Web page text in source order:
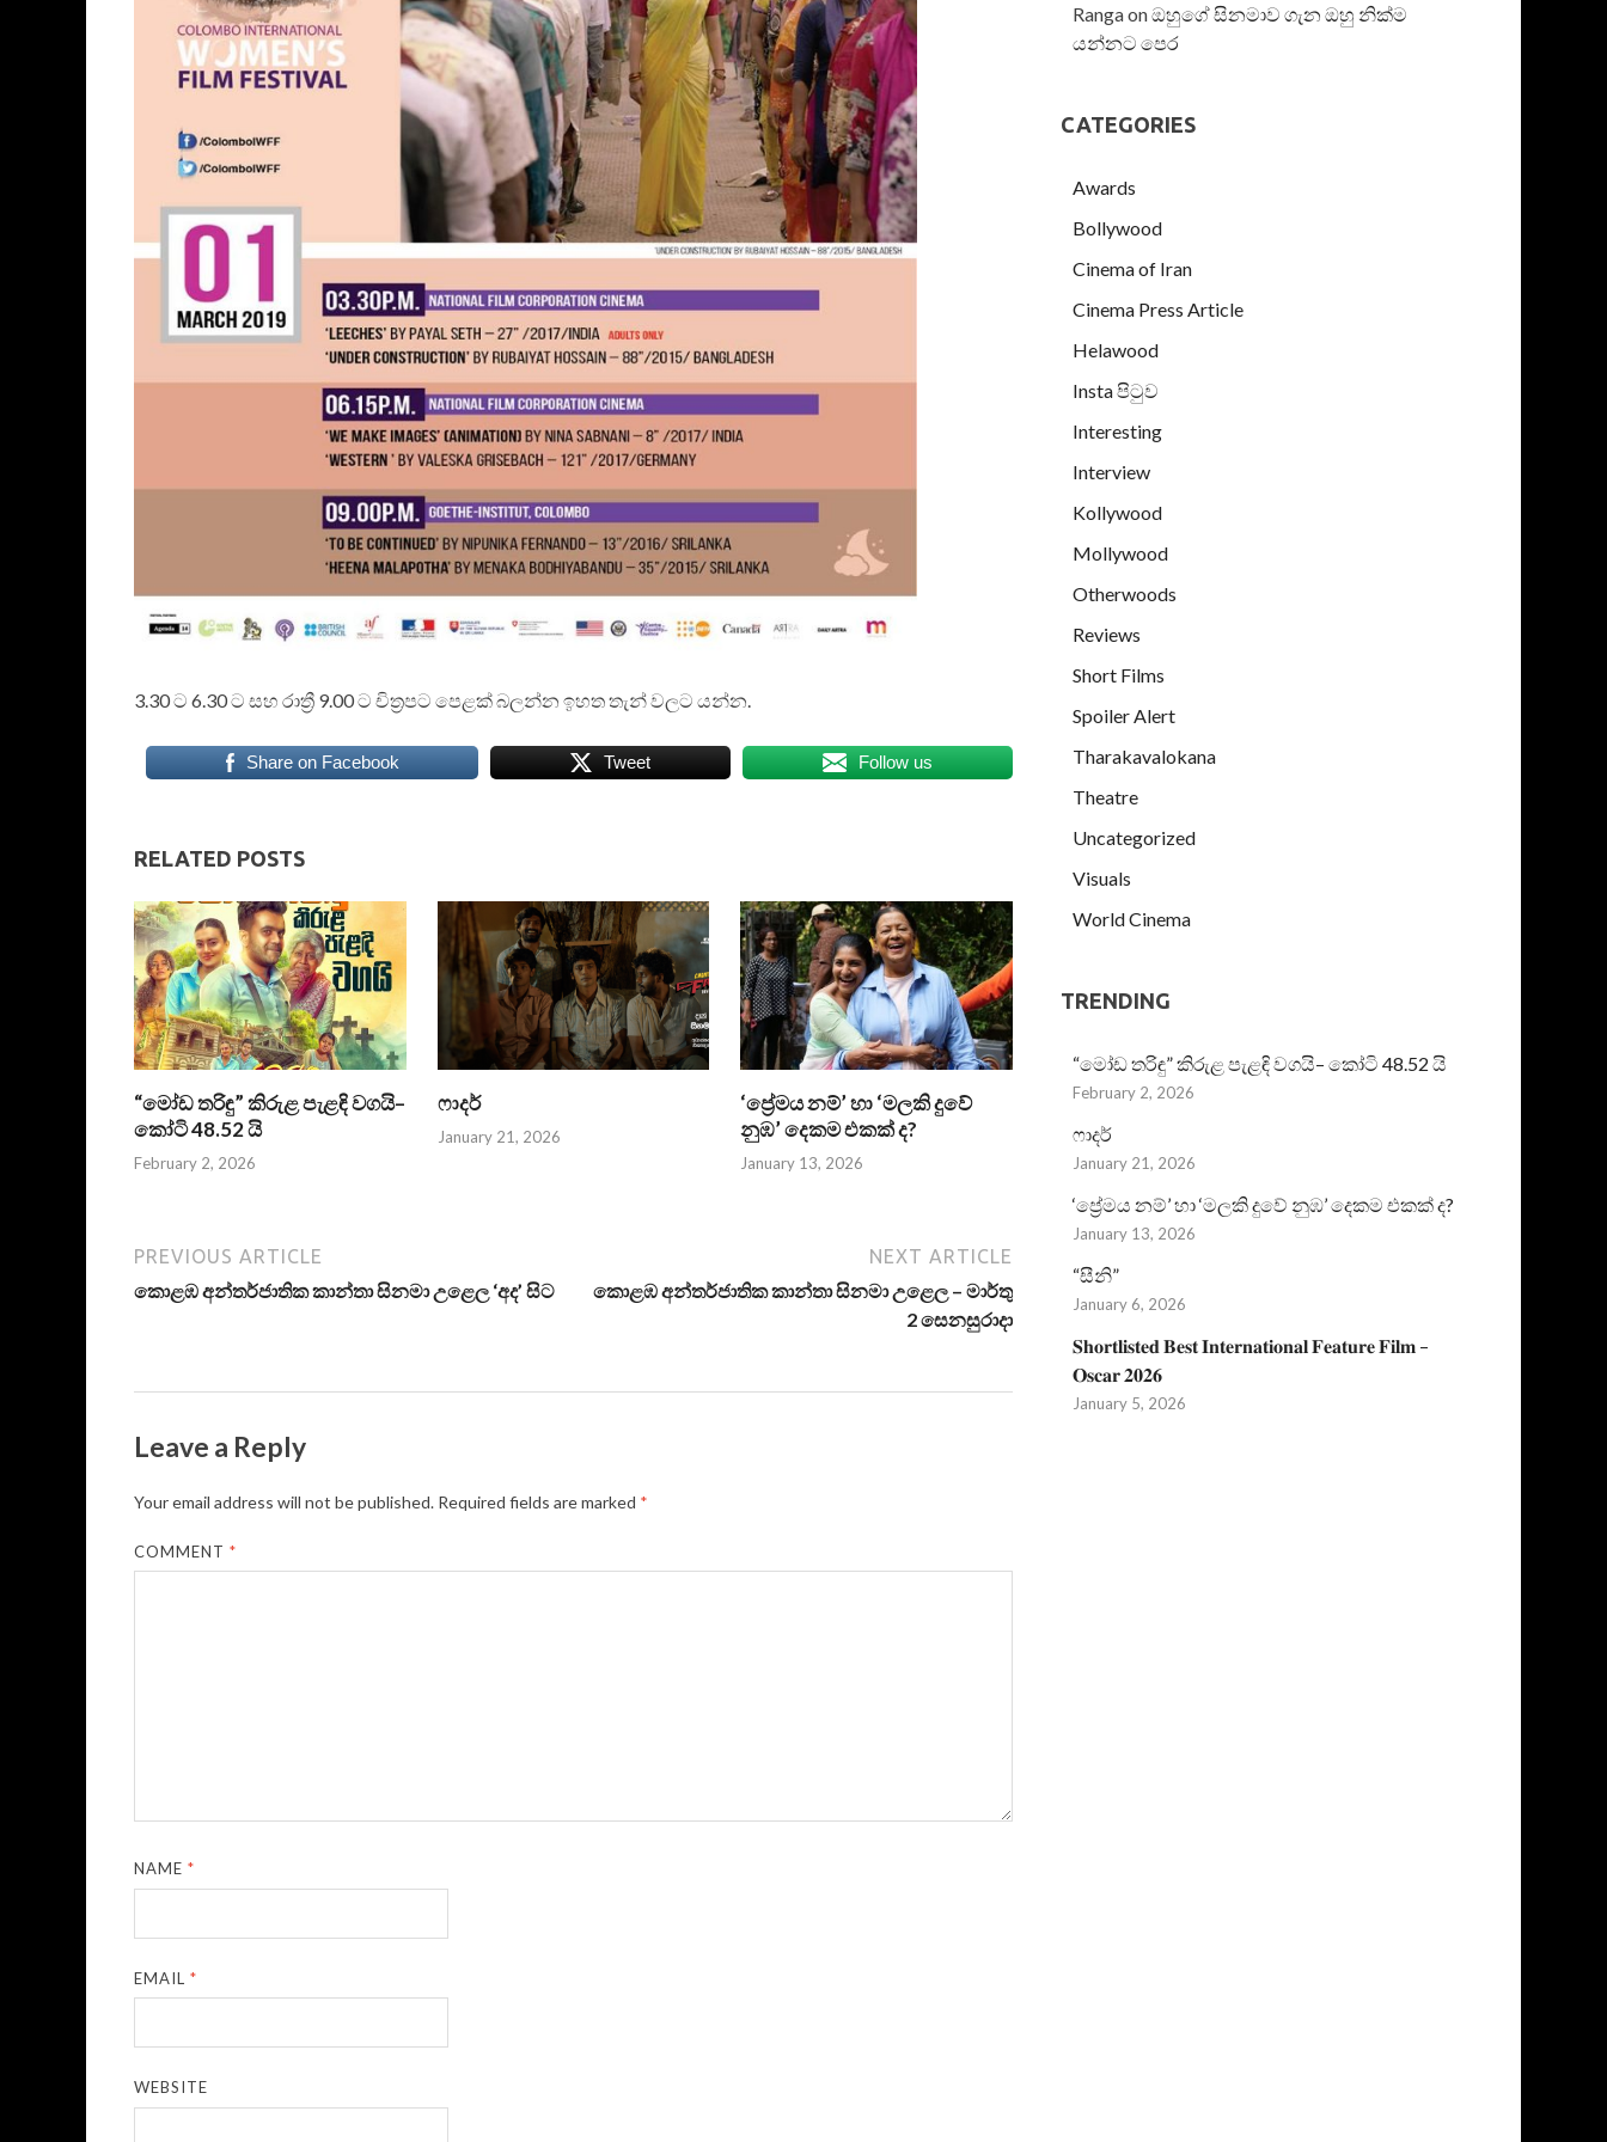
3.30 ට 6.30 ට සහ රාත්‍රී 9.00 ට චිත්‍රපට පෙළක් බලන්න ඉහත තැන් වලට යන්න.
Share on Facebook Tweet Follow us
RELATED POSTS
“මෝඩ තරිඳු” කිරුළ පැළඳි වගයි–
කෝටි 48.52 යි
February 2, 2026
ෆාදර්
January 21, 2026
‘ප්‍රේමය නම්’ හා ‘මලකි දුවේ
නුඹ’ දෙකම එකක් ද?
January 13, 2026
PREVIOUS ARTICLE
කොළඹ අන්තර්ජාතික කාන්තා සිනමා උළෙල ‘අද’ සිට
NEXT ARTICLE
කොළඹ අන්තර්ජාතික කාන්තා සිනමා උළෙල – මාර්තු
2 සෙනසුරාදා
Leave a Reply
Your email address will not be published. Required fields are marked *
COMMENT*
NAME*
EMAIL*
WEBSITE
Rangaonඔහුගේ සිනමාව ගැන ඔහු නික්ම
යන්නට පෙර
CATEGORIES
Awards
Bollywood
Cinema of Iran
Cinema Press Article
Helawood
Insta පිටුව
Interesting
Interview
Kollywood
Mollywood
Otherwoods
Reviews
Short Films
Spoiler Alert
Tharakavalokana
Theatre
Uncategorized
Visuals
World Cinema
TRENDING
“මෝඩ තරිඳු” කිරුළ පැළඳි වගයි– කෝටි 48.52 යි
February 2, 2026
ෆාදර්
January 21, 2026
‘ප්‍රේමය නම්’ හා ‘මලකි දුවේ නුඹ’ දෙකම එකක් ද?
January 13, 2026
“සීනි”
January 6, 2026
𝐒𝐡𝐨𝐫𝐭𝐥𝐢𝐬𝐭𝐞𝐝 𝐁𝐞𝐬𝐭 𝐈𝐧𝐭𝐞𝐫𝐧𝐚𝐭𝐢𝐨𝐧𝐚𝐥 𝐅𝐞𝐚𝐭𝐮𝐫𝐞 𝐅𝐢𝐥𝐦 –
𝐎𝐬𝐜𝐚𝐫 𝟐𝟎𝟐𝟔
January 5, 2026